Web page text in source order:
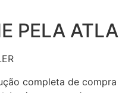
PELA
completa de